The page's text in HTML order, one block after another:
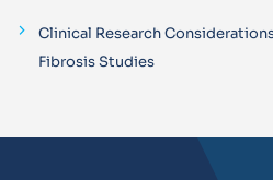
Clinical Research
Fibrosis Studies